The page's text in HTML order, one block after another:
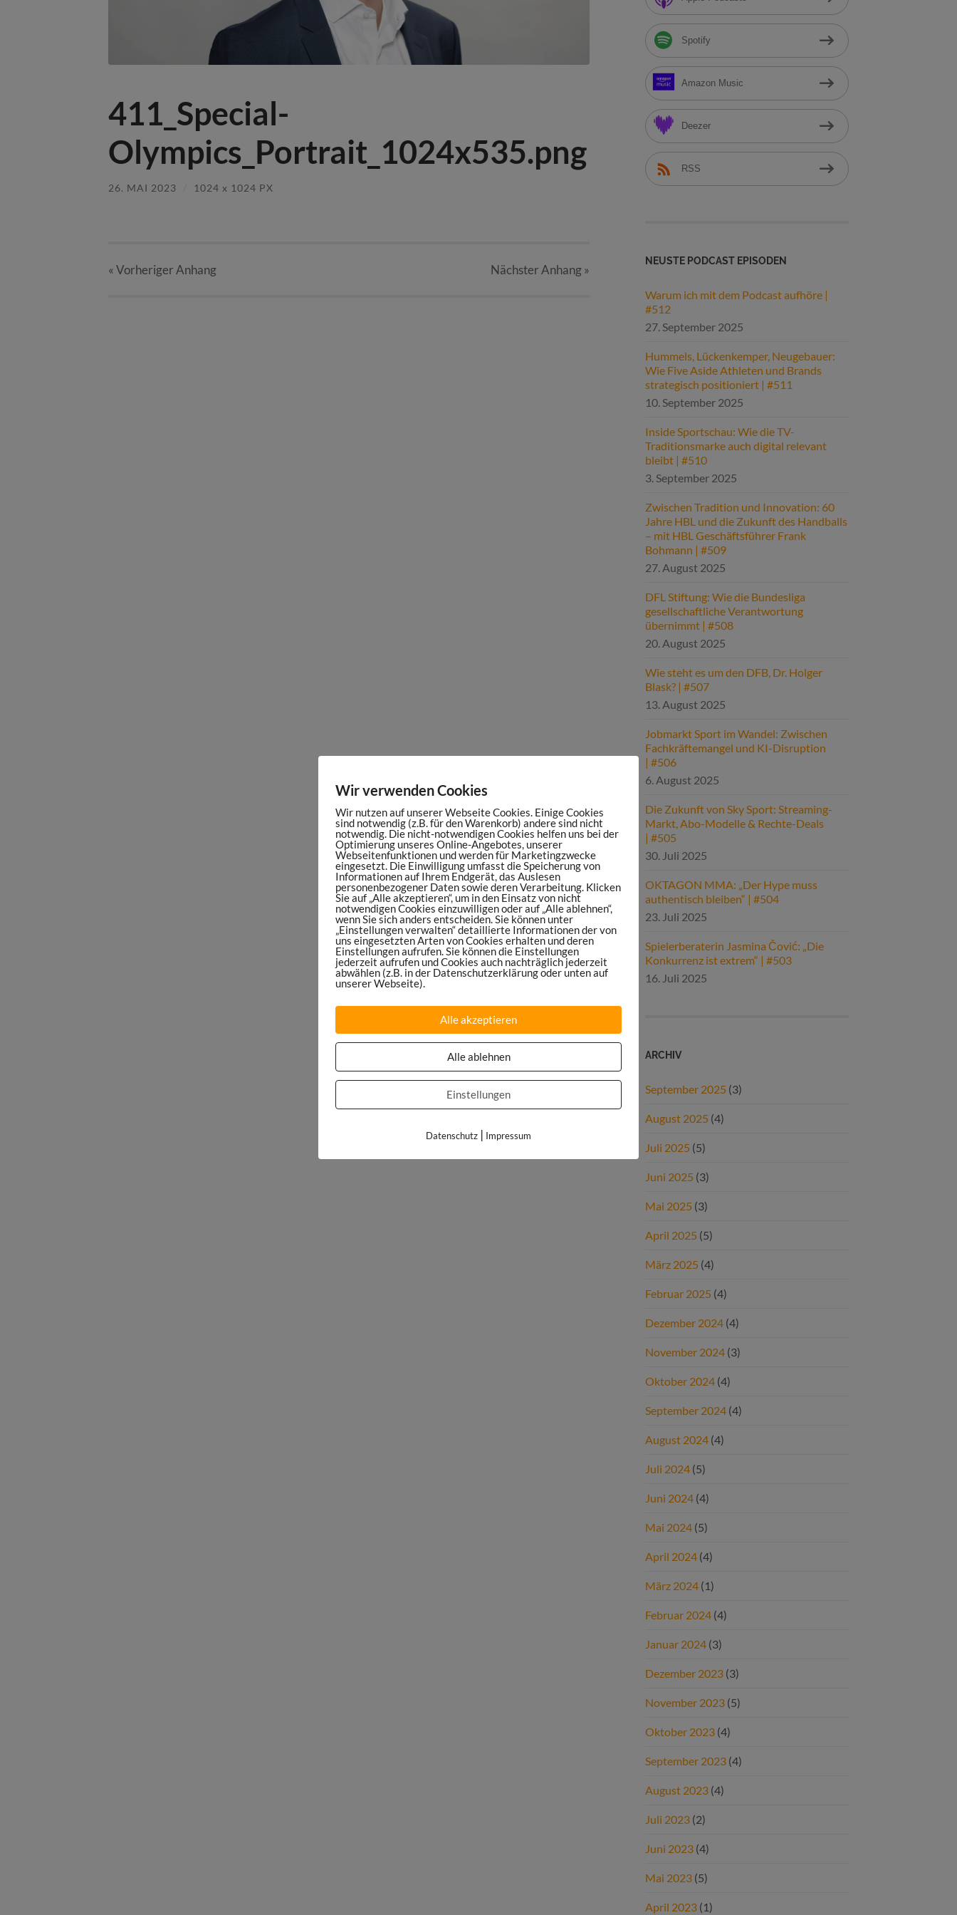
411_Special-
Olympics_Portrait_1024x535.png
26. MAI 2023 1024 x 1024 PX
« VorherigerAnhang NächsterAnhang»
h
Spotify
Amazon Music
Deezer
RSS
NEUSTE PODCAST EPISODEN
Warum ich mit dem Podcast aufhöre |
#512
27. September 2025
Hummels, Lückenkemper, Neugebauer:
Wie Five Aside Athleten und Brands
strategisch positioniert | #511
10. September 2025
Inside Sportschau: Wie die TV-
Traditionsmarke auch digital relevant
bleibt | #510
3. September 2025
Zwischen Tradition und Innovation: 60
Jahre HBL und die Zukunft des Handballs
– mit HBL Geschäftsführer Frank
Bohmann | #509
27. August 2025
DFL Stiftung: Wie die Bundesliga
gesellschaftliche Verantwortung
übernimmt | #508
20. August 2025
Wie steht es um den DFB, Dr. Holger
Blask? | #507
13. August 2025
Jobmarkt Sport im Wandel: Zwischen
Fachkräftemangel und KI-Disruption
| #506
6. August 2025
Die Zukunft von Sky Sport: Streaming-
Markt, Abo-Modelle & Rechte-Deals
| #505
30. Juli 2025
OKTAGON MMA: „Der Hype muss
authentisch bleiben“ | #504
23. Juli 2025
Spielerberaterin Jasmina Čović: „Die
Konkurrenz ist extrem“ | #503
16. Juli 2025
ARCHIV
September 2025 (3)
August 2025 (4)
Juli 2025 (5)
Juni 2025 (3)
Mai 2025 (3)
April 2025 (5)
März 2025 (4)
Februar 2025 (4)
Dezember 2024 (4)
November 2024 (3)
Oktober 2024 (4)
September 2024 (4)
August 2024 (4)
Juli 2024 (5)
Juni 2024 (4)
Mai 2024 (5)
April 2024 (4)
März 2024 (1)
Februar 2024 (4)
Januar 2024 (3)
Dezember 2023 (3)
November 2023 (5)
Oktober 2023 (4)
September 2023 (4)
August 2023 (4)
Juli 2023 (2)
Juni 2023 (4)
Mai 2023 (5)
April 2023 (1)
Wir verwenden Cookies
Wir nutzen auf unserer Webseite Cookies. Einige Cookies
sind notwendig (z.B. für den Warenkorb) andere sind nicht
notwendig. Die nicht-notwendigen Cookies helfen uns bei der
Optimierung unseres Online-Angebotes, unserer
Webseitenfunktionen und werden für Marketingzwecke
eingesetzt. Die Einwilligung umfasst die Speicherung von
Informationen auf Ihrem Endgerät, das Auslesen
personenbezogener Daten sowie deren Verarbeitung. Klicken
Sie auf „Alle akzeptieren“, um in den Einsatz von nicht
notwendigen Cookies einzuwilligen oder auf „Alle ablehnen“,
wenn Sie sich anders entscheiden. Sie können unter
„Einstellungen verwalten“ detaillierte Informationen der von
uns eingesetzten Arten von Cookies erhalten und deren
Einstellungen aufrufen. Sie können die Einstellungen
jederzeit aufrufen und Cookies auch nachträglich jederzeit
abwählen (z.B. in der Datenschutzerklärung oder unten auf
unserer Webseite).
Alle akzeptieren
Alle ablehnen
Einstellungen
Datenschutz | Impressum